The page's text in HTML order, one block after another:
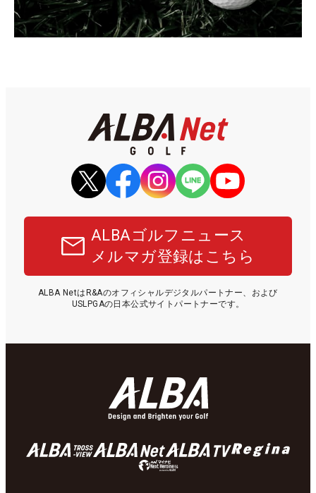
ALBAゴルフニュース
メルマガ登録はこちら
ALBA NetはR&Aのオフィシャルデジタルパートナー、および
USLPGAの日本公式サイトパートナーです。